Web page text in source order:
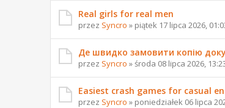
Real girls for real men
przez Syncro » piątek 17 lipca 2026,
Де швидко замовити копію
przez Syncro » środa 08 lipca 2026,
Easiest crash games for casual
przez Syncro » poniedziałek 06 lipca